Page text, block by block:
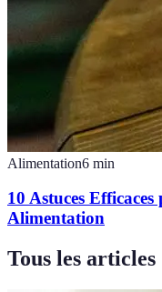
Alimentation6 min
10 Astuces
Alimentation
Tous les articles